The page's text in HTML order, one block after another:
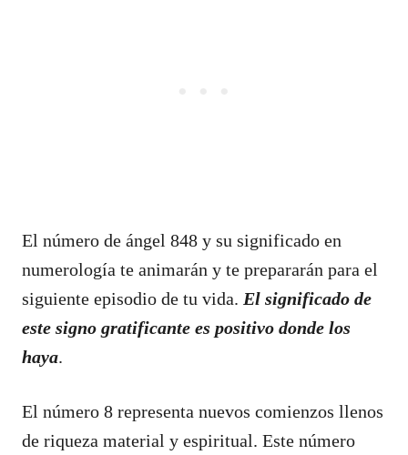
El número de ángel 848 y su significado en
numerología te animarán y te prepararán para el
siguiente episodio de tu vida. El significado de
este signo gratificante es positivo donde los
haya.
El número 8 representa nuevos comienzos llenos
de riqueza material y espiritual. Este número